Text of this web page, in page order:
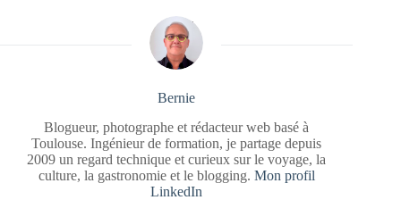
Bernie
Blogueur, photographe et rédacteur web basé à
Toulouse. Ingénieur de formation, je partage depuis
2009 un regard technique et curieux sur le voyage, la
culture, la gastronomie et le blogging. Mon profil
LinkedIn